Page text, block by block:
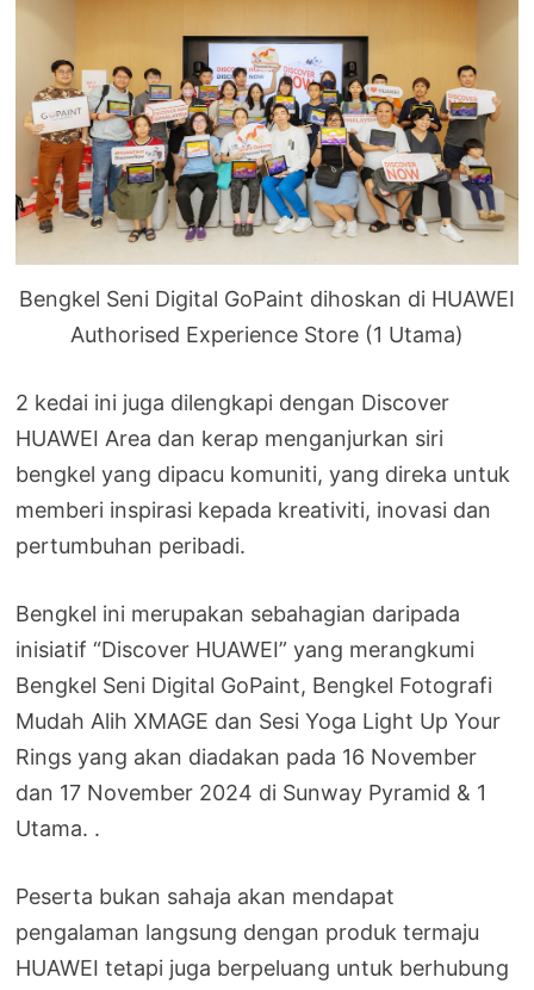
Bengkel Seni Digital GoPaint dihoskan di HUAWEI
Authorised Experience Store (1 Utama)
2 kedai ini juga dilengkapi dengan Discover
HUAWEI Area dan kerap menganjurkan siri
bengkel yang dipacu komuniti, yang direka untuk
memberi inspirasi kepada kreativiti, inovasi dan
pertumbuhan peribadi.
Bengkel ini merupakan sebahagian daripada
inisiatif “Discover HUAWEI” yang merangkumi
Bengkel Seni Digital GoPaint, Bengkel Fotografi
Mudah Alih XMAGE dan Sesi Yoga Light Up Your
Rings yang akan diadakan pada 16 November
dan 17 November 2024 di Sunway Pyramid & 1
Utama. .
Peserta bukan sahaja akan mendapat
pengalaman langsung dengan produk termaju
HUAWEI tetapi juga berpeluang untuk berhubung